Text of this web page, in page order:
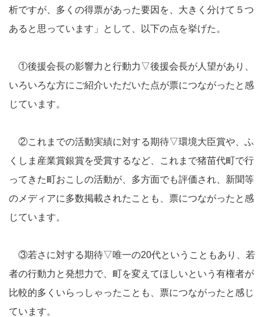
析ですが、多くの得票があった要因を、大きく分けて５つ
あると思っています」として、以下の点を挙げた。
①後援会長の影響力と行動力▽後援会長が人望があり、
いろいろな方にご紹介いただいた点が票につながったと感
じています。
②これまでの活動実績に対する期待▽環境大臣賞や、ふ
くしま産業賞銀賞を受賞するなど、これまで猪苗代町で行
ってきた町おこしの活動が、多方面でも評価され、新聞等
のメディアに多数掲載されたことも、票につながったと感
じています。
③若さに対する期待▽唯一の20代ということもあり、若
者の行動力と発想力で、町を変えてほしいという有権者が
比較的多くいらっしゃったことも、票につながったと感じ
ています。